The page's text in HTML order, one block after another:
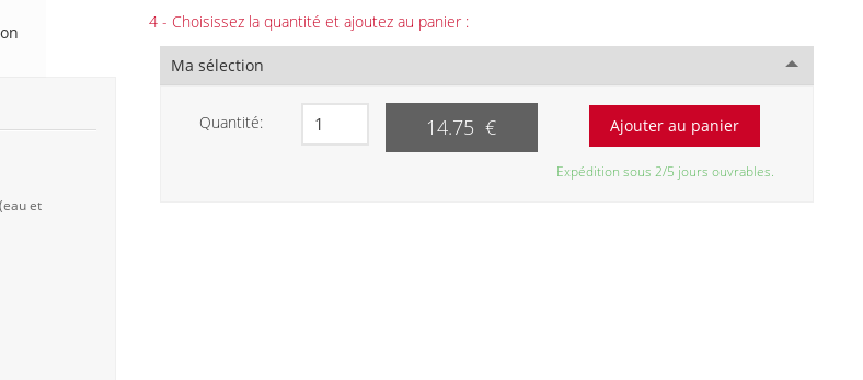
et
4 - Choisissez la quantité et ajoutez au panier :
Ma sélection
Quantité: 14.75 €
Expédition sous 2/5 jours ouvrables.